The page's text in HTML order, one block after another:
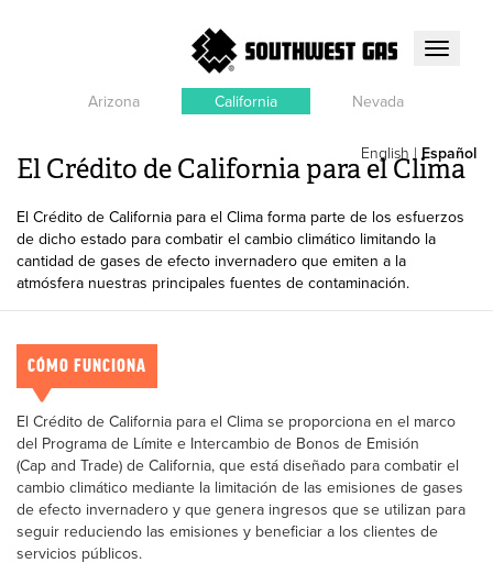
Toggle
Arizona
California Nevada
El Crédito de California para el Clima
El Crédito de California para el Clima forma parte de los esfuerzos
de dicho estado para combatir el cambio climático limitando la
cantidad de gases de efecto invernadero que emiten a la
atmósfera nuestras principales fuentes de contaminación.
English | Español
CÓMO FUNCIONA
El Crédito de California para el Clima se proporciona en el marco
del Programa de Límite e Intercambio de Bonos de Emisión
(Cap and Trade) de California, que está diseñado para combatir el
cambio climático mediante la limitación de las emisiones de gases
de efecto invernadero y que genera ingresos que se utilizan para
seguir reduciendo las emisiones y beneficiar a los clientes de
servicios públicos.